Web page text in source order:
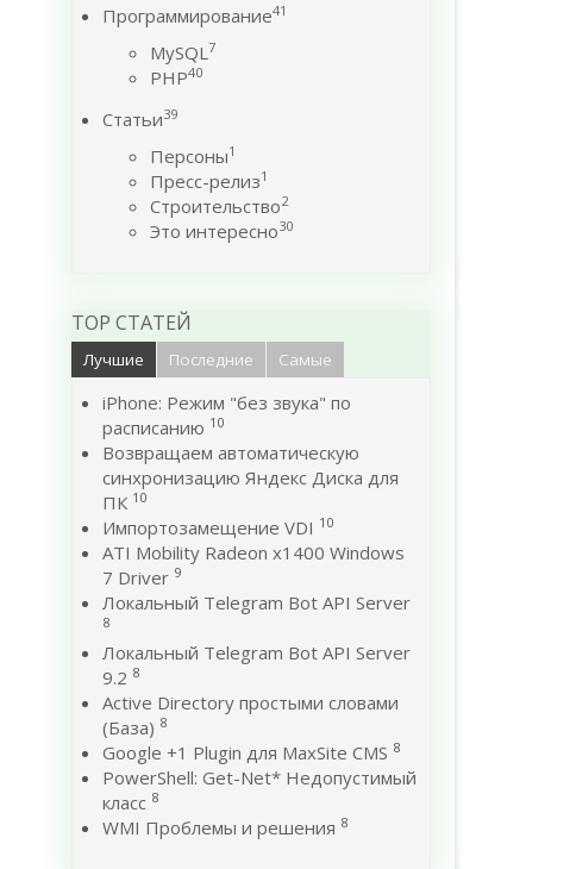
Программирование41
MySQL7
PHP40
Статьи39
Персоны1
Пресс-релиз1
Строительство2
Это интересно30
TOP СТАТЕЙ
Лучшие Последние Самые
iPhone: Режим "без звука" по
расписанию 10
Возвращаем автоматическую
синхронизацию Яндекс Диска для
ПК 10
Импортозамещение VDI 10
ATI Mobility Radeon x1400 Windows
7 Driver 9
Локальный Telegram Bot API Server
8
Локальный Telegram Bot API Server
9.2 8
Active Directory простыми словами
(База) 8
Google +1 Plugin для MaxSite CMS 8
PowerShell: Get-Net* Недопустимый
класс 8
WMI Проблемы и решения 8